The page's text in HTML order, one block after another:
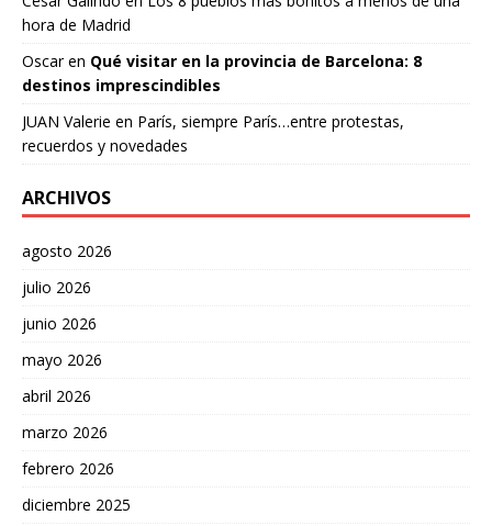
hora de Madrid
Oscaren Qué visitar en la provincia de Barcelona: 8
destinos imprescindibles
JUAN Valerie en París, siempre París…entre protestas,
recuerdos y novedades
ARCHIVOS
agosto 2026
julio 2026
junio 2026
mayo 2026
abril 2026
marzo 2026
febrero 2026
diciembre 2025